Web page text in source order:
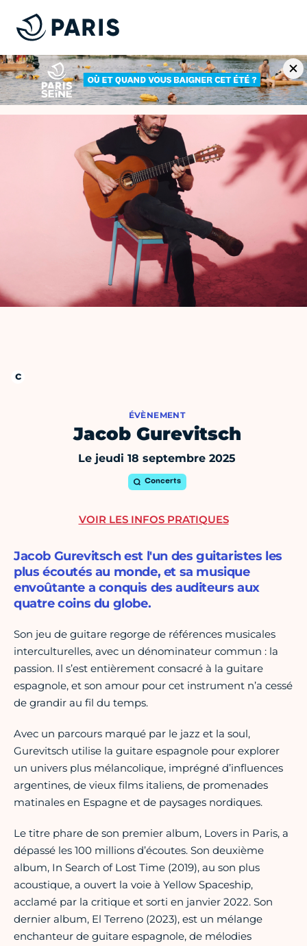
ÉVÈNEMENT
Jacob Gurevitsch
Le jeudi 18 septembre 2025
Concerts
Jacob Gurevitsch est l'un des guitaristes les
plus écoutés au monde, et sa musique
envoûtante a conquis des auditeurs aux
quatre coins du globe.
Son jeu de guitare regorge de références musicales
interculturelles, avec un dénominateur commun : la
passion. Il s’est entièrement consacré à la guitare
espagnole, et son amour pour cet instrument n’a cessé
de grandir au fil du temps.
Avec un parcours marqué par le jazz et la soul,
Gurevitsch utilise la guitare espagnole pour explorer
un univers plus mélancolique, imprégné d’influences
argentines, de vieux films italiens, de promenades
matinales en Espagne et de paysages nordiques.
Le titre phare de son premier album, Lovers in Paris, a
dépassé les 100 millions d’écoutes. Son deuxième
album, In Search of Lost Time (2019), au son plus
acoustique, a ouvert la voie à Yellow Spaceship,
acclamé par la critique et sorti en janvier 2022. Son
dernier album, El Terreno (2023), est un mélange
enchanteur de guitare espagnole, de mélodies
VOIR LES INFOS PRATIQUES